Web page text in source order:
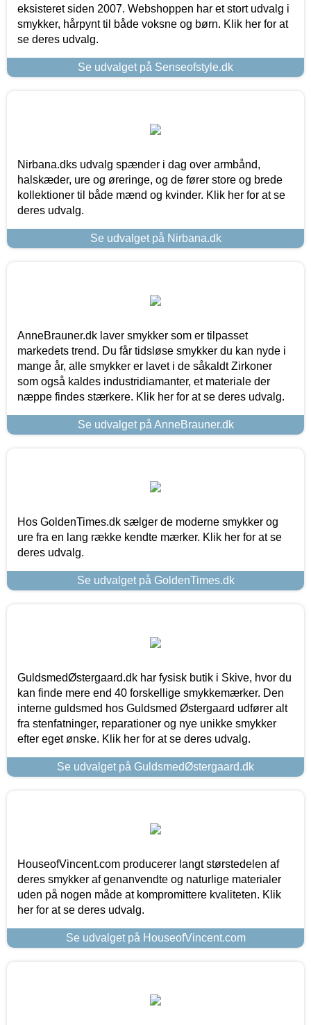
eksisteret siden 2007. Webshoppen har et stort udvalg i
smykker, hårpynt til både voksne og børn. Klik her for at
se deres udvalg.
Se udvalget på Senseofstyle.dk
Nirbana.dks udvalg spænder i dag over armbånd,
halskæder, ure og øreringe, og de fører store og brede
kollektioner til både mænd og kvinder. Klik her for at se
deres udvalg.
Se udvalget på Nirbana.dk
AnneBrauner.dk laver smykker som er tilpasset
markedets trend. Du får tidsløse smykker du kan nyde i
mange år, alle smykker er lavet i de såkaldt Zirkoner
som også kaldes industridiamanter, et materiale der
næppe findes stærkere. Klik her for at se deres udvalg.
Se udvalget på AnneBrauner.dk
Hos GoldenTimes.dk sælger de moderne smykker og
ure fra en lang række kendte mærker. Klik her for at se
deres udvalg.
Se udvalget på GoldenTimes.dk
GuldsmedØstergaard.dk har fysisk butik i Skive, hvor du
kan finde mere end 40 forskellige smykkemærker. Den
interne guldsmed hos Guldsmed Østergaard udfører alt
fra stenfatninger, reparationer og nye unikke smykker
efter eget ønske. Klik her for at se deres udvalg.
Se udvalget på GuldsmedØstergaard.dk
HouseofVincent.com producerer langt størstedelen af
deres smykker af genanvendte og naturlige materialer
uden på nogen måde at kompromittere kvaliteten. Klik
her for at se deres udvalg.
Se udvalget på HouseofVincent.com